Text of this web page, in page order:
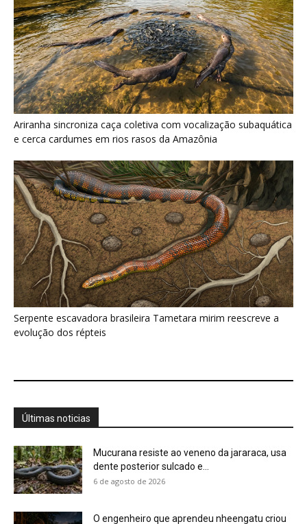
Ariranha sincroniza caça coletiva com vocalização subaquática
e cerca cardumes em rios rasos da Amazônia
Serpente escavadora brasileira Tametara mirim reescreve a
evolução dos répteis
Últimas noticias
Mucurana resiste ao veneno da jararaca, usa
dente posterior sulcado e...
6 de agosto de 2026
O engenheiro que aprendeu nheengatu criou